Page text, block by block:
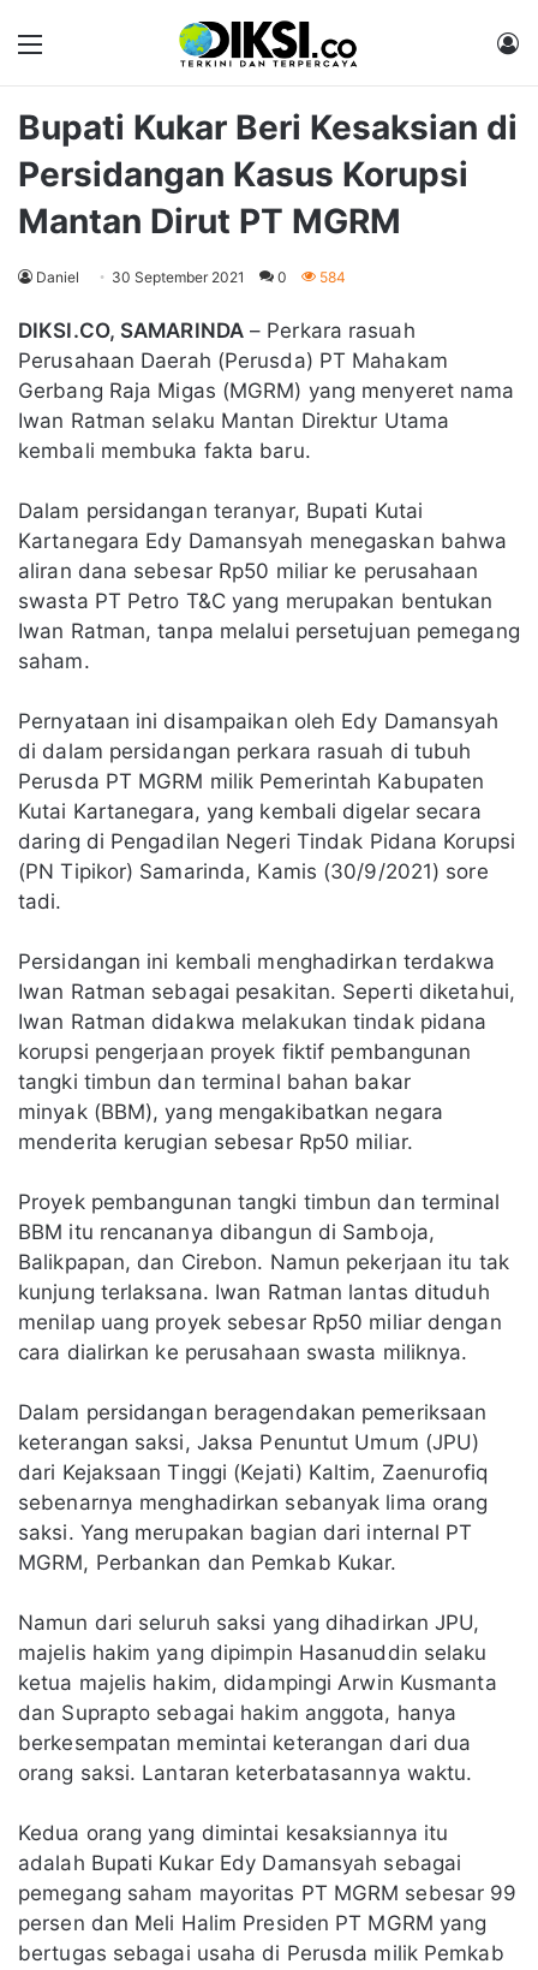
Bupati Kukar Beri Kesaksian di
Persidangan Kasus Korupsi
Mantan Dirut PT MGRM
Daniel 30 September 2021 0 584
DIKSI.CO, SAMARINDA– Perkara rasuah
Perusahaan Daerah (Perusda) PT Mahakam
Gerbang Raja Migas (MGRM) yang menyeret nama
Iwan Ratman selaku Mantan Direktur Utama
kembali membuka fakta baru.
Dalam persidangan teranyar, Bupati Kutai
Kartanegara Edy Damansyah menegaskan bahwa
aliran dana sebesar Rp50 miliar ke perusahaan
swasta PT Petro T&C yang merupakan bentukan
Iwan Ratman, tanpa melalui persetujuan pemegang
saham.
Pernyataan ini disampaikan oleh Edy Damansyah
di dalam persidangan perkara rasuah di tubuh
Perusda PT MGRM milik Pemerintah Kabupaten
Kutai Kartanegara, yang kembali digelar secara
daring di Pengadilan Negeri Tindak Pidana Korupsi
(PN Tipikor) Samarinda, Kamis (30/9/2021) sore
tadi.
Persidangan ini kembali menghadirkan terdakwa
Iwan Ratman sebagai pesakitan. Seperti diketahui,
Iwan Ratman didakwa melakukan tindak pidana
korupsi pengerjaan proyek fiktif pembangunan
tangki timbun dan terminal bahan bakar
minyak (BBM), yang mengakibatkan negara
menderita kerugian sebesar Rp50 miliar.
Proyek pembangunan tangki timbun dan terminal
BBM itu rencananya dibangun di Samboja,
Balikpapan, dan Cirebon. Namun pekerjaan itu tak
kunjung terlaksana. Iwan Ratman lantas dituduh
menilap uang proyek sebesar Rp50 miliar dengan
cara dialirkan ke perusahaan swasta miliknya.
Dalam persidangan beragendakan pemeriksaan
keterangan saksi, Jaksa Penuntut Umum (JPU)
dari Kejaksaan Tinggi (Kejati) Kaltim, Zaenurofiq
sebenarnya menghadirkan sebanyak lima orang
saksi. Yang merupakan bagian dari internal PT
MGRM, Perbankan dan Pemkab Kukar.
Namun dari seluruh saksi yang dihadirkan JPU,
majelis hakim yang dipimpin Hasanuddin selaku
ketua majelis hakim, didampingi Arwin Kusmanta
dan Suprapto sebagai hakim anggota, hanya
berkesempatan memintai keterangan dari dua
orang saksi. Lantaran keterbatasannya waktu.
Kedua orang yang dimintai kesaksiannya itu
adalah Bupati Kukar Edy Damansyah sebagai
pemegang saham mayoritas PT MGRM sebesar 99
persen dan Meli Halim Presiden PT MGRM yang
bertugas sebagai usaha di Perusda milik Pemkab